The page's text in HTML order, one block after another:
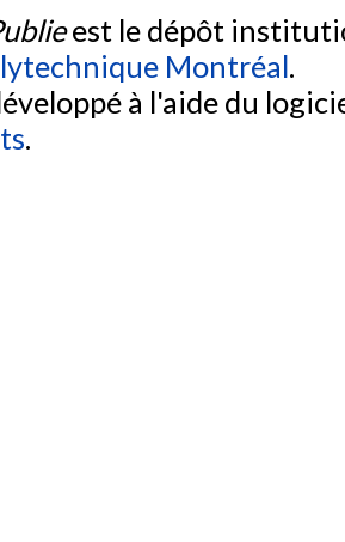
est le dépôt
Montréal.
à l'aide du
.